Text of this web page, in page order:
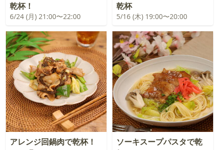
乾杯！
6/24 (月) 21:00〜22:00
乾杯
5/16 (木) 19:00〜20:00
アレンジ回鍋肉で乾杯！
ソーキスープパスタで乾